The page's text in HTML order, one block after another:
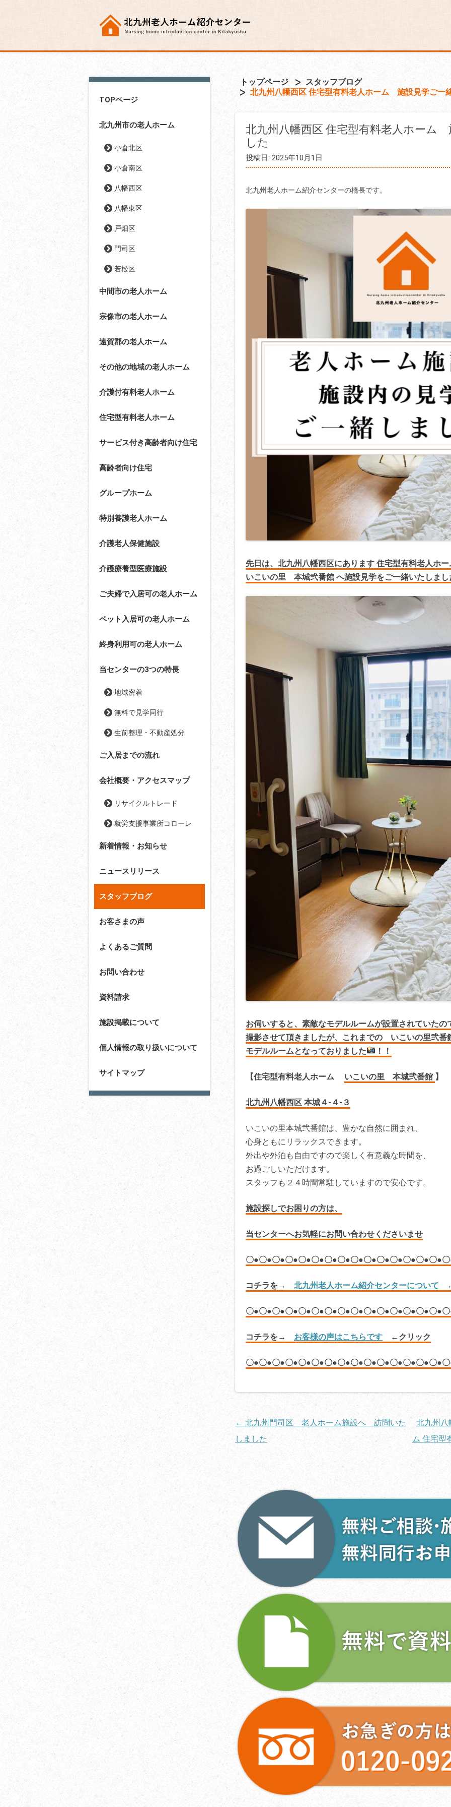
TOPページ
北九州市の老人ホーム
小倉北区
小倉南区
八幡西区
八幡東区
戸畑区
門司区
若松区
中間市の老人ホーム
宗像市の老人ホーム
遠賀郡の老人ホーム
その他の地域の老人ホーム
介護付有料老人ホーム
住宅型有料老人ホーム
サービス付き高齢者向け住宅
高齢者向け住宅
グループホーム
特別養護老人ホーム
介護老人保健施設
介護療養型医療施設
ご夫婦で入居可の老人ホーム
ペット入居可の老人ホーム
終身利用可の老人ホーム
当センターの3つの特長
地域密着
無料で見学同行
生前整理・不動産処分
ご入居までの流れ
会社概要・アクセスマップ
リサイクルトレード
就労支援事業所コローレ
新着情報・お知らせ
ニュースリリース
スタッフブログ
お客さまの声
よくあるご質問
お問い合わせ
資料請求
施設掲載について
個人情報の取り扱いについて
サイトマップ
トップページ
スタッフブログ
北九州八幡西区 住宅型有料老人ホーム 施設見学ご一
北九州八幡西区 住宅型有料老人ホーム
した
投稿日: 2025年10月1日
北九州老人ホーム紹介センターの橋長です。
先日は、北九州八幡西区にあります 住宅型有料老人ホー
いこいの里 本城弐番館 へ施設見学をご一緒いたしまし
お伺いすると、素敵なモデルルームが設置されていたの
撮影させて頂きましたが、これまでの いこいの里弐番
モデルルームとなっておりました
！！
【住宅型有料老人ホーム いこいの里 本城弐番館 】
北九州八幡西区 本城４-４-３
いこいの里本城弐番館は、豊かな自然に囲まれ、
心身ともにリラックスできます。
外出や外泊も自由ですので楽しく有意義な時間を、
お過ごしいただけます。
スタッフも２４時間常駐していますので安心です。
施設探しでお困りの方は、
当センターへお気軽にお問い合わせくださいませ
〇●〇●〇●〇●〇●〇●〇●〇●〇●〇●〇●〇●〇●〇●〇●
コチラを→ 北九州老人ホーム紹介センターについて ←
〇●〇●〇●〇●〇●〇●〇●〇●〇●〇●〇●〇●〇●〇●〇●
コチラを→ お客様の声はこちらです ←クリック
〇●〇●〇●〇●〇●〇●〇●〇●〇●〇●〇●〇●〇●〇●〇●
投
稿
シ
ョ
ン
← 北九州門司区 老人ホーム施設へ 訪問いた
しました
北九州八
ム 住宅型